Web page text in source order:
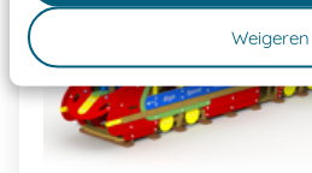
Weigeren